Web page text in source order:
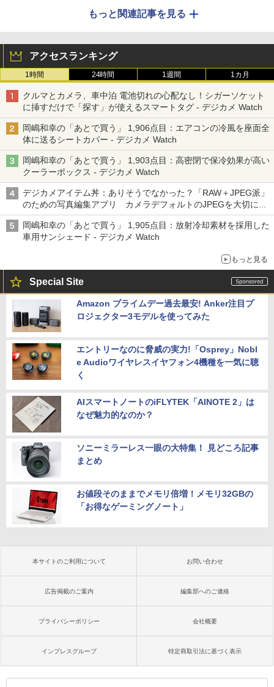
もっと関連記事を見る
アクセスランキング
1時間 24時間 1週間 1カ月
クルマとカメラ、車中泊 電池切れの心配なし！シガーソケット
に挿すだけで「探す」が使えるスマートタグ - デジカメ Watch
岡嶋和幸の「あとで買う」 1,906点目：エアコンの冷風を座面全
体に送るシートカバー - デジカメ Watch
岡嶋和幸の「あとで買う」 1,903点目：高密閉で保冷効果が高い
クーラーボックス - デジカメ Watch
デジカメアイテム丼：ありそうでなかった？「RAW＋JPEG派」
のための写真編集アプリ カメラデフォルトのJPEGを大切にす
る「Filmator」
岡嶋和幸の「あとで買う」 1,905点目：放射冷却素材を採用した
車用サンシェード - デジカメ Watch
もっと見る
Special Site
Amazon プライムデー過去最安! Anker注目プ
ロジェクター3モデルを使ってみた
エントリーなのに脅威の実力!「Osprey」Nobl
e Audioワイヤレスイヤフォン4機種を一気に聴
く
AIスマートノートのiFLYTEK「AINOTE 2」は
なぜ魅力的なのか？
ソニーミラーレス一眼の大特集！ 見どころ記事
まとめ
お値段そのままでメモリ倍増！メモリ32GBの
「お得なゲーミングノート」
本サイトのご利用について お問い合わせ
広告掲載のご案内 編集部へのご連絡
プライバシーポリシー 会社概要
インプレスグループ 特定商取引法に基づく表示